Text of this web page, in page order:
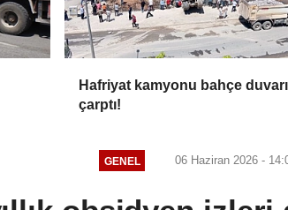
Hafriyat kamyonu bahçe
çarptı!
GENEL 06 Haziran 2026 -